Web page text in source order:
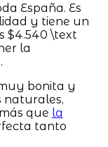
España. Es
y tiene un
$4.540 \text
la
bonita y
naturales,
que la
tanto